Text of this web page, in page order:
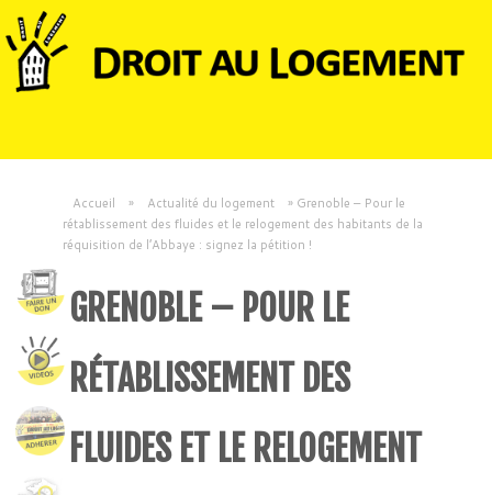
Accueil » Actualité du logement » Grenoble – Pour le
rétablissement des fluides et le relogement des habitants de la
réquisition de l’Abbaye : signez la pétition !
GRENOBLE – POUR LE
RÉTABLISSEMENT DES
FLUIDES ET LE RELOGEMENT